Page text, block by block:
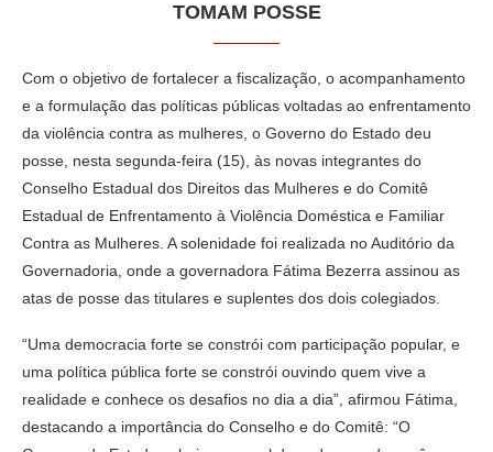
TOMAM POSSE
Com o objetivo de fortalecer a fiscalização, o acompanhamento
e a formulação das políticas públicas voltadas ao enfrentamento
da violência contra as mulheres, o Governo do Estado deu
posse, nesta segunda-feira (15), às novas integrantes do
Conselho Estadual dos Direitos das Mulheres e do Comitê
Estadual de Enfrentamento à Violência Doméstica e Familiar
Contra as Mulheres. A solenidade foi realizada no Auditório da
Governadoria, onde a governadora Fátima Bezerra assinou as
atas de posse das titulares e suplentes dos dois colegiados.
“Uma democracia forte se constrói com participação popular, e
uma política pública forte se constrói ouvindo quem vive a
realidade e conhece os desafios no dia a dia”, afirmou Fátima,
destacando a importância do Conselho e do Comitê: “O